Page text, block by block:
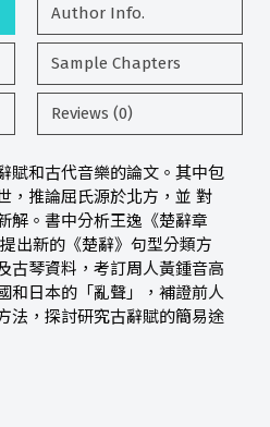
Author Info.
Sample Chapters
Reviews (0)
賦和古代音樂的論文。其中包
，推論屈氏源於北方，並 對
解。書中分析王逸《楚辭章
出新的《楚辭》句型分類方
古琴資料，考訂周人黃鍾音高
和日本的「亂聲」，補證前人
法，探討研究古辭賦的簡易途